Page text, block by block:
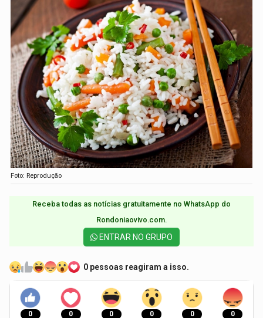
Foto: Reprodução
Receba todas as notícias gratuitamente no WhatsApp do
Rondoniaovivo.com.​
ENTRAR NO GRUPO
0 pessoas reagiram a isso.
0 0 0 0 0 0